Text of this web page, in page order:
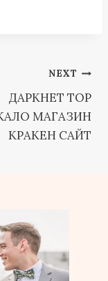
NEXT
ДАРКНЕТ ТОР
МАГАЗИН
КРАКЕН САЙТ